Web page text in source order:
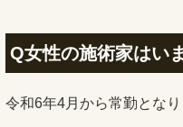
Q女性の施術家はい
令和6年4月から常勤となり